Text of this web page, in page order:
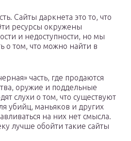
Сайты даркнета это то, что
ресурсы окружены
и недоступности, но мы
о том, что можно найти в
часть, где продаются
оружие и поддельные
слухи о том, что существуют
убийц, маньяков и других
на них нет смысла.
лучше обойти такие сайты